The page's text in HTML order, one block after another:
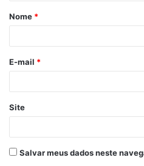
r
*
Nome *
E-mail *
Site
Salvar meus dados neste